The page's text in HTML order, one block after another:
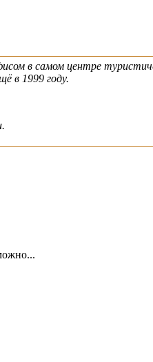
в самом центре
в 1999 году.